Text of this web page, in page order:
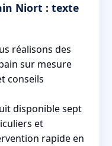
Niort : texte
réalisons des
sur mesure
conseils
disponible sept
et
rapide en